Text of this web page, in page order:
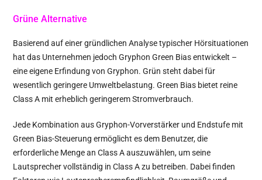
Grüne Alternative
Basierend auf einer gründlichen Analyse typischer Hörsituationen
hat das Unternehmen jedoch Gryphon Green Bias entwickelt –
eine eigene Erfindung von Gryphon. Grün steht dabei für
wesentlich geringere Umweltbelastung. Green Bias bietet reine
Class A mit erheblich geringerem Stromverbrauch.
Jede Kombination aus Gryphon-Vorverstärker und Endstufe mit
Green Bias-Steuerung ermöglicht es dem Benutzer, die
erforderliche Menge an Class A auszuwählen, um seine
Lautsprecher vollständig in Class A zu betreiben. Dabei finden